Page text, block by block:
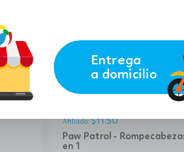
Entrega
a domicilio
Paw Patrol -
en 1
$11.50